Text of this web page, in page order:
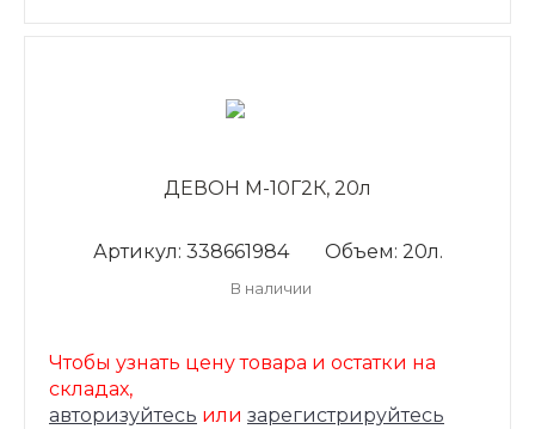
ДЕВОН М-10Г2К, 20л
Артикул: 338661984 Объем: 20л.
В наличии
Чтобы узнать цену товара и остатки на
складах,
авторизуйтесь или зарегистрируйтесь